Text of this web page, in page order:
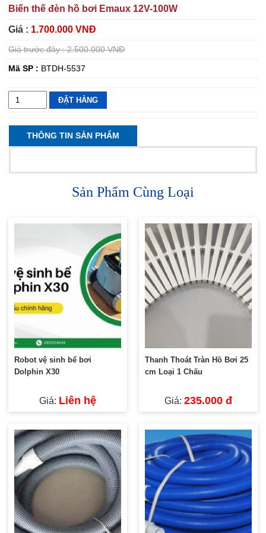
Biến thế đèn hồ bơi Emaux 12V-100W
Giá : 1.700.000 VNĐ
Giá trước đây :2.500.000 VNĐ
Mã SP : BTDH-5537
ĐẶT HÀNG
THÔNG TIN SẢN PHẨM
Sản Phẩm Cùng Loại
Robot vệ sinh bể bơi
Dolphin X30
Giá: Liên hệ
Thanh Thoát Tràn Hồ Bơi 25
cm Loại 1 Chấu
Giá: 235.000 đ